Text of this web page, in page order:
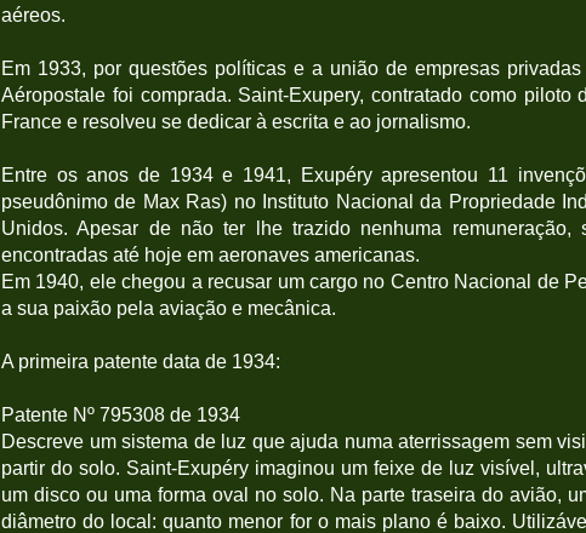
aéreos.
Em 1933, por questões políticas e a união de empresas
Aéropostale foi comprada. Saint-Exupery, contratado como
France e resolveu se dedicar à escrita e ao jornalismo.
Entre os anos de 1934 e 1941, Exupéry apresentou 11
pseudônimo de Max Ras) no Instituto Nacional da Propriedade
Unidos. Apesar de não ter lhe trazido nenhuma
encontradas até hoje em aeronaves americanas.
Em 1940, ele chegou a recusar um cargo no Centro Nacional de
a sua paixão pela aviação e mecânica.
A primeira patente data de 1934:
Patente Nº 795308 de 1934
Descreve um sistema de luz que ajuda numa aterrissagem sem
partir do solo. Saint-Exupéry imaginou um feixe de luz visível,
um disco ou uma forma oval no solo. Na parte traseira do avião,
diâmetro do local: quanto menor for o mais plano é baixo.